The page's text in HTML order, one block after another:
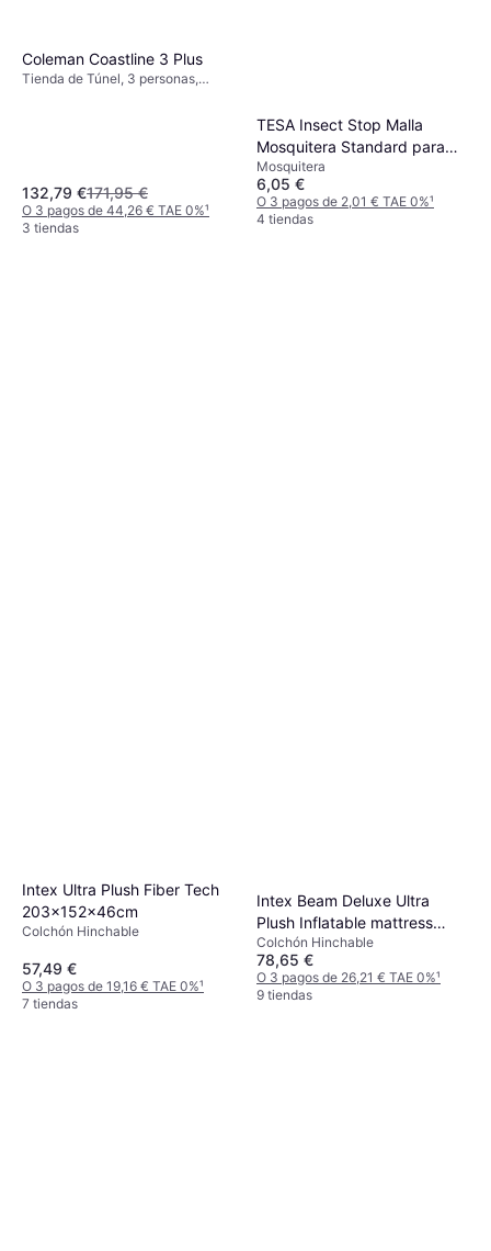
Coleman Coastline 3 Plus
Tienda de Túnel, 3 personas,
132,79 €171,95 €
O 3 pagos de 44,26 € TAE 0%¹
3 tiendas
TESA Insect Stop Malla
Mosquitera Standard para
Ventanas 55671-00021
Mosquitera
6,05 €
O 3 pagos de 2,01 € TAE 0%¹
4 tiendas
Intex Ultra Plush Fiber Tech
203x152x46cm
Colchón Hinchable
57,49 €
O 3 pagos de 19,16 € TAE 0%¹
7 tiendas
Intex Beam Deluxe Ultra
Plush Inflatable mattress
236x152x46cm
Colchón Hinchable
78,65 €
O 3 pagos de 26,21 € TAE 0%¹
9 tiendas